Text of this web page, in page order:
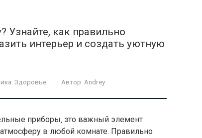
Узнайте, как правильно
интерьер и создать уютную
Здоровье Автор: Andrey
приборы‚ это важный элемент
в любой комнате. Правильно